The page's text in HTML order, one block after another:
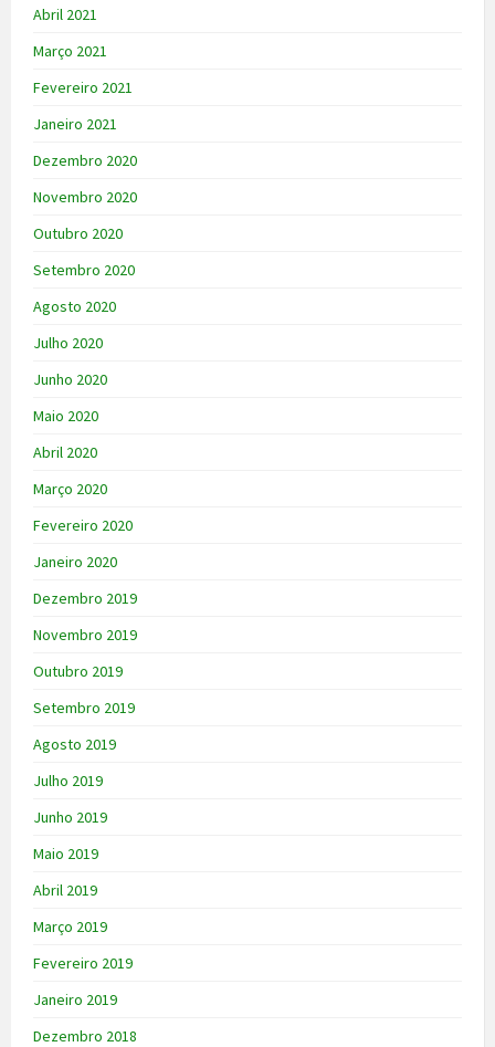
Abril 2021
Março 2021
Fevereiro 2021
Janeiro 2021
Dezembro 2020
Novembro 2020
Outubro 2020
Setembro 2020
Agosto 2020
Julho 2020
Junho 2020
Maio 2020
Abril 2020
Março 2020
Fevereiro 2020
Janeiro 2020
Dezembro 2019
Novembro 2019
Outubro 2019
Setembro 2019
Agosto 2019
Julho 2019
Junho 2019
Maio 2019
Abril 2019
Março 2019
Fevereiro 2019
Janeiro 2019
Dezembro 2018